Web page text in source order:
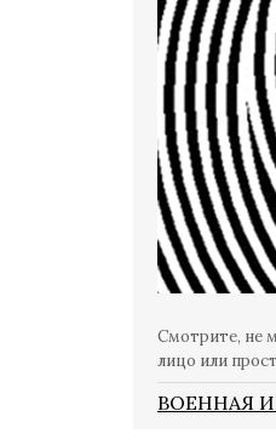
Смотрите, не
лицо или
ВОЕННАЯ